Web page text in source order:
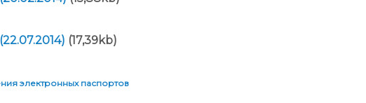
(17,39kb)
электронных паспортов